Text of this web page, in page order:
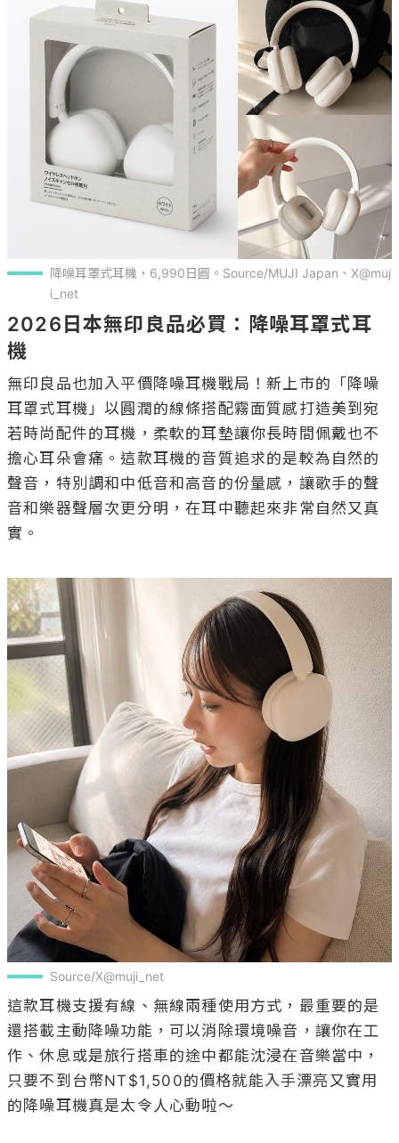
降噪耳罩式耳機，6,990日圓。Source/MUJI Japan、X@muj
i_net
2026日本無印良品必買：降噪耳罩式耳
機
無印良品也加入平價降噪耳機戰局！新上市的「降噪
耳罩式耳機」以圓潤的線條搭配霧面質感打造美到宛
若時尚配件的耳機，柔軟的耳墊讓你長時間佩戴也不
擔心耳朵會痛。這款耳機的音質追求的是較為自然的
聲音，特別調和中低音和高音的份量感，讓歌手的聲
音和樂器聲層次更分明，在耳中聽起來非常自然又真
實。
Source/X@muji_net
這款耳機支援有線、無線兩種使用方式，最重要的是
還搭載主動降噪功能，可以消除環境噪音，讓你在工
作、休息或是旅行搭車的途中都能沈浸在音樂當中，
只要不到台幣NT$1,500的價格就能入手漂亮又實用
的降噪耳機真是太令人心動啦～